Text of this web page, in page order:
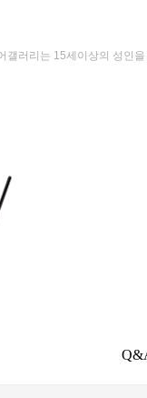
갤러리는 15세이상의 성인